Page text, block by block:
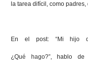
la tarea difícil, como padres,
En el post: “Mi hijo
¿Qué hago?”, hablo de